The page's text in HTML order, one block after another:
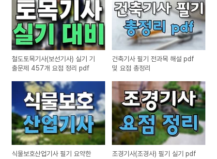
철도토목기사(보선기사) 실기 기
출문제 457개 요점 정리 pdf
건축기사 필기 전과목 해설 pdf
및 요점 총정리
식물보호산업기사 필기 요약한
조경기사(조경사) 필기 실기 pdf